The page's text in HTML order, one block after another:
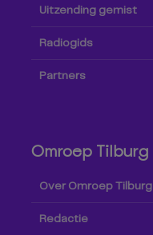
Uitzending gemist
Radiogids
Partners
Omroep Tilburg
Over Omroep Tilburg
Redactie